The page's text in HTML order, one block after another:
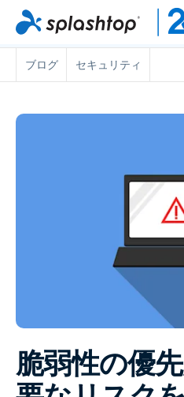
ブログ セキュリティ
脆弱性の優